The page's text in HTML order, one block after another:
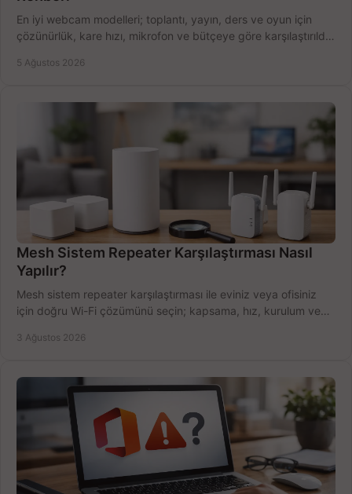
En iyi webcam modelleri; toplantı, yayın, ders ve oyun için
çözünürlük, kare hızı, mikrofon ve bütçeye göre karşılaştırıldı.
5 Ağustos 2026
Mesh Sistem Repeater Karşılaştırması Nasıl
Yapılır?
Mesh sistem repeater karşılaştırması ile eviniz veya ofisiniz
için doğru Wi-Fi çözümünü seçin; kapsama, hız, kurulum ve
3 Ağustos 2026